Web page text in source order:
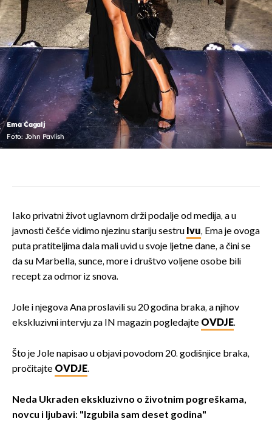
Ema Čagalj
Foto: John Pavlish
Iako privatni život uglavnom drži podalje od medija, a u
javnosti češće vidimo njezinu stariju sestru Ivu, Ema je ovoga
puta pratiteljima dala mali uvid u svoje ljetne dane, a čini se
da su Marbella, sunce, more i društvo voljene osobe bili
recept za odmor iz snova.
Jole i njegova Ana proslavili su 20 godina braka, a njihov
ekskluzivni intervju za IN magazin pogledajte OVDJE.
Što je Jole napisao u objavi povodom 20. godišnjice braka,
pročitajte OVDJE.
Neda Ukraden ekskluzivno o životnim pogreškama,
novcu i ljubavi: "Izgubila sam deset godina"